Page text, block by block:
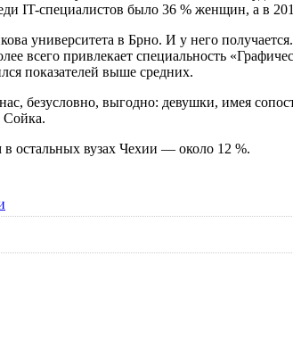
IT-специалистов было 36 % женщин, а в
университета в Брно. И у него
всего привлекает специальность
показателей выше средних.
безусловно, выгодно: девушки, имея
Сойка.
остальных вузах Чехии — около 12 %.